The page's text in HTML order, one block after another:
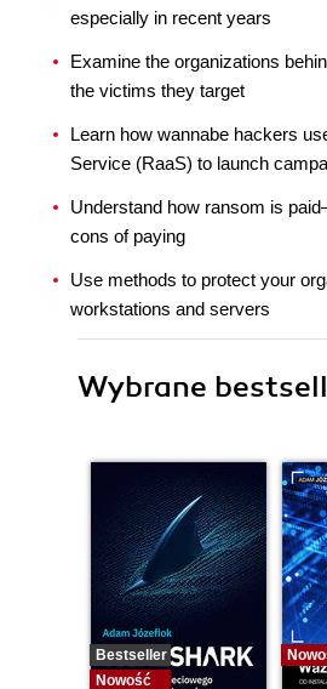
especially in recent years
Examine the organizations
the victims they target
Learn how wannabe hackers
Service (RaaS) to launch
Understand how ransom is
cons of paying
Use methods to protect your
workstations and servers
Wybrane
Bestseller
Nowość